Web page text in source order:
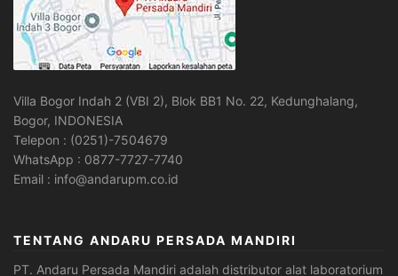
Villa Bogor Indah 2 (VBI 2), Blok BB1 No. 22, Kedunghalang,
Bogor, INDONESIA
Telepon : (0251)-7504679
WhatsApp : 0877-7727-7740
Email : info@andarupm.co.id
TENTANG ANDARU PERSADA MANDIRI
PT. Andaru Persada Mandiri adalah distributor alat laboratorium